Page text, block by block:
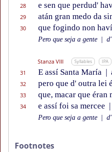
28 e sen que perdud'
29 atán gran medo da
30 que fogindo non
Pero que seja a gente
Stanza VIII Syllables IPA
31 E assí Santa María |
32 pero que d' outra lei
33 que, macar que éran
34 e assí foi sa mercee |
Pero que seja a gente
Footnotes